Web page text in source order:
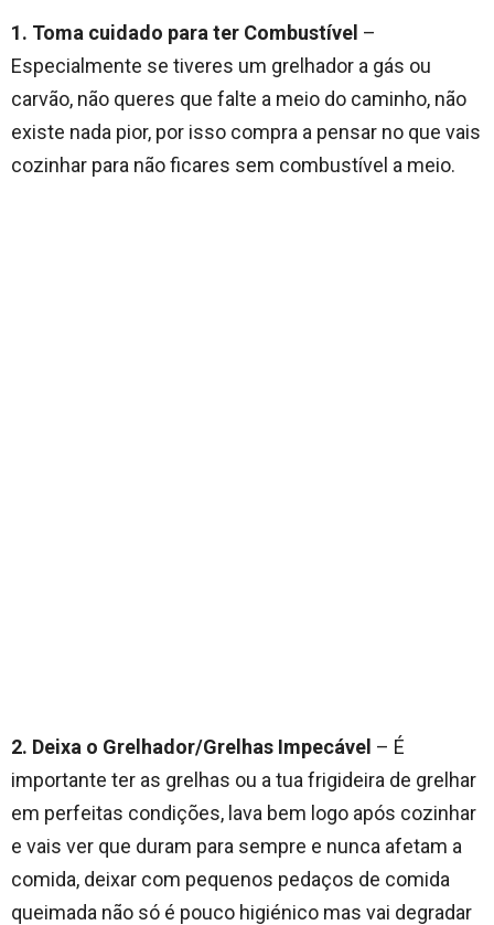
1. Toma cuidado para ter Combustível –
Especialmente se tiveres um grelhador a gás ou
carvão, não queres que falte a meio do caminho, não
existe nada pior, por isso compra a pensar no que vais
cozinhar para não ficares sem combustível a meio.
2. Deixa o Grelhador/Grelhas Impecável – É
importante ter as grelhas ou a tua frigideira de grelhar
em perfeitas condições, lava bem logo após cozinhar
e vais ver que duram para sempre e nunca afetam a
comida, deixar com pequenos pedaços de comida
queimada não só é pouco higiénico mas vai degradar